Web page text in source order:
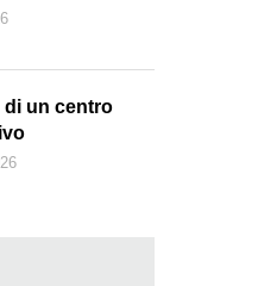
ritratta nel 1845. (Keystone)
di un centro